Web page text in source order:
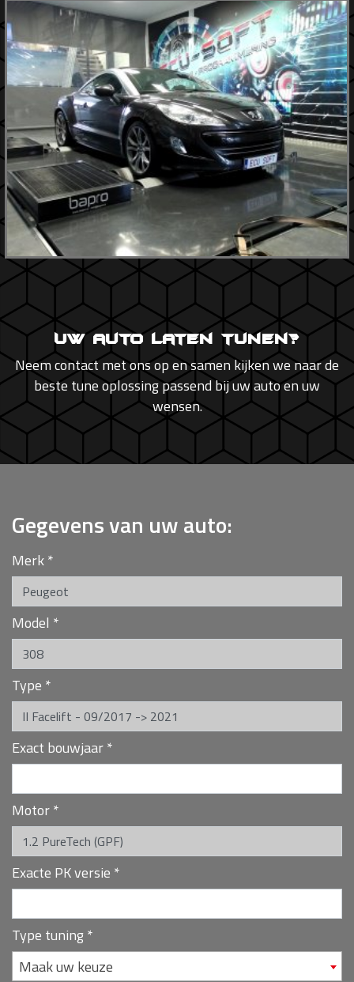
Uw auto laten tunen?
Neem contact met ons op en samen kijken we naar de
beste tune oplossing passend bij uw auto en uw
wensen.
Gegevens van uw auto:
Merk*
Model *
Type *
Exact bouwjaar*
Motor*
Exacte PK versie *
Type tuning*
Maak uw keuze